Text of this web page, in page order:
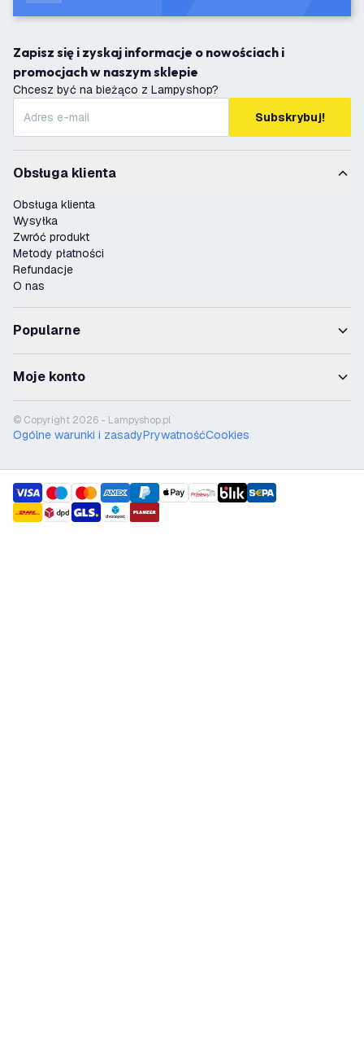
Zapisz się i zyskaj informacje o nowościach i
promocjach w naszym sklepie
Chcesz być na bieżąco z Lampyshop?
Subskrybuj!
Obsługa klienta
Obsługa klienta
Wysyłka
Zwróć produkt
Metody płatności
Refundacje
O nas
Popularne
Moje konto
© Copyright 2026 - Lampyshop.pl
Ogólne warunki i zasadyPrywatnośćCookies
payment methods
shipment methods